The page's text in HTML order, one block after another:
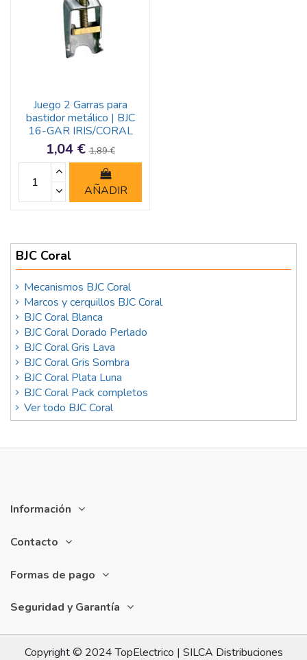
Juego 2 Garras para
bastidor metálico | BJC
16-GAR IRIS/CORAL
1,04 €1,89 €
AÑADIR
BJC Coral
Mecanismos BJC Coral
Marcos y cerquillos BJC Coral
BJC Coral Blanca
BJC Coral Dorado Perlado
BJC Coral Gris Lava
BJC Coral Gris Sombra
BJC Coral Plata Luna
BJC Coral Pack completos
Ver todo BJC Coral
Información
Contacto
Formas de pago
Seguridad y Garantía
Copyright © 2024 TopElectrico | SILCA Distribuciones